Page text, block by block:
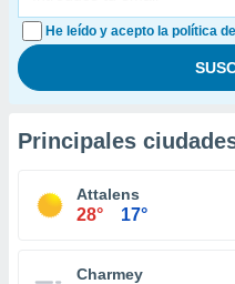
He leído y acepto la política
Principales
Attalens
28° 17°
Charmey